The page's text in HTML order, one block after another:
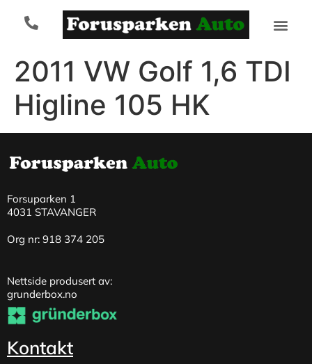
2011 VW Golf 1,6 TDI
Higline 105 HK
Forsuparken 1
4031 STAVANGER
Org nr: 918 374 205
Nettside produsert av:
grunderbox.no
Kontakt